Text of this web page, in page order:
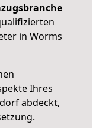
in Worms
Ihres
abdeckt,